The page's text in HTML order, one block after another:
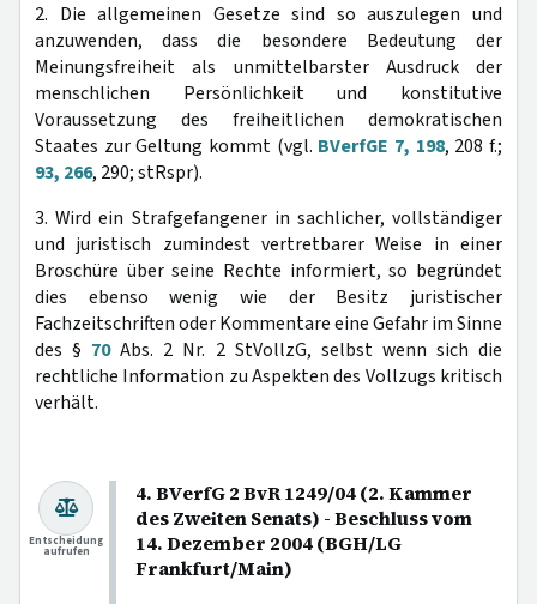
2. Die allgemeinen Gesetze sind so auszulegen und
anzuwenden, dass die besondere Bedeutung der
Meinungsfreiheit als unmittelbarster Ausdruck der
menschlichen Persönlichkeit und konstitutive
Voraussetzung des freiheitlichen demokratischen
Staates zur Geltung kommt (vgl. BVerfGE 7, 198, 208 f.;
93, 266, 290; stRspr).
3. Wird ein Strafgefangener in sachlicher, vollständiger
und juristisch zumindest vertretbarer Weise in einer
Broschüre über seine Rechte informiert, so begründet
dies ebenso wenig wie der Besitz juristischer
Fachzeitschriften oder Kommentare eine Gefahr im Sinne
des § 70Abs. 2 Nr. 2 StVollzG, selbst wenn sich die
rechtliche Information zu Aspekten des Vollzugs kritisch
verhält.
4. BVerfG 2 BvR 1249/04 (2. Kammer
des Zweiten Senats) - Beschluss vom
14. Dezember 2004 (BGH/LG
Frankfurt/Main)
Entscheidung
aufrufen